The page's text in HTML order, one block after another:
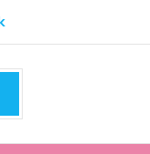
podmienky